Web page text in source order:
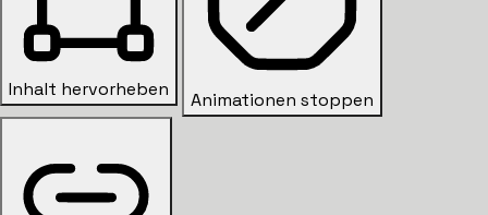
Inhalt hervorheben Animationen stoppen